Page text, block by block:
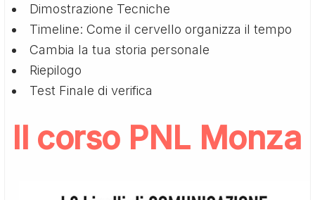
Dimostrazione Tecniche
Timeline: Come il cervello organizza il tempo
Cambia la tua storia personale
Riepilogo
Test Finale di verifica
Il corso PNL Monza